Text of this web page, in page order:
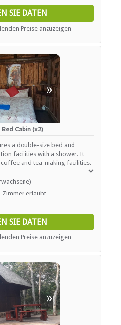
SIE DATEN
Preise anzuzeigen
»
Bed Cabin (x2)
a double-size bed and
facilities with a shower. It
and tea-making facilities.
complete with outdoor
Zimmer erlaubt
SIE DATEN
Preise anzuzeigen
»